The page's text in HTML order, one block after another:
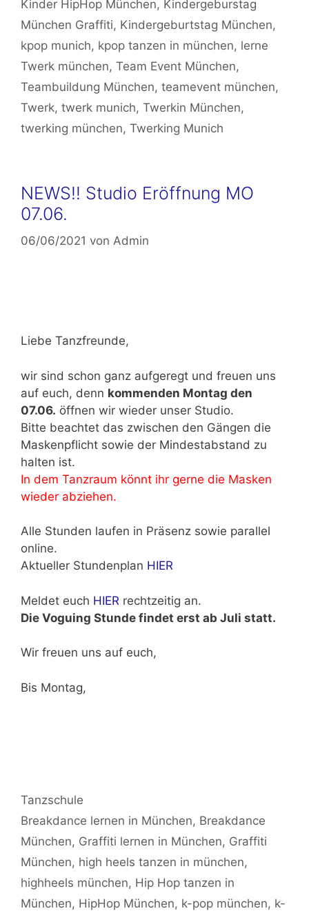
Kinder HipHop München, Kindergeburstag
München Graffiti, Kindergeburtstag München,
kpop munich, kpop tanzen in münchen, lerne
Twerk münchen, Team Event München,
Teambuildung München, teamevent münchen,
Twerk, twerk munich, Twerkin München,
twerking münchen, Twerking Munich
NEWS!! Studio Eröffnung MO
07.06.
06/06/2021 von Admin
Liebe Tanzfreunde,
wir sind schon ganz aufgeregt und freuen uns
auf euch, denn kommenden Montag den
07.06. öffnen wir wieder unser Studio.
Bitte beachtet das zwischen den Gängen die
Maskenpflicht sowie der Mindestabstand zu
halten ist.
In dem Tanzraum könnt ihr gerne die Masken
wieder abziehen.
Alle Stunden laufen in Präsenz sowie parallel
online.
Aktueller Stundenplan HIER
Meldet euch HIER rechtzeitig an.
Die Voguing Stunde findet erst ab Juli statt.
Wir freuen uns auf euch,
Bis Montag,
Kategorien
Tanzschule
Schlagwörter
Breakdance lernen in München, Breakdance
München, Graffiti lernen in München, Graffiti
München, high heels tanzen in münchen,
highheels münchen, Hip Hop tanzen in
München, HipHop München, k-pop münchen, k-